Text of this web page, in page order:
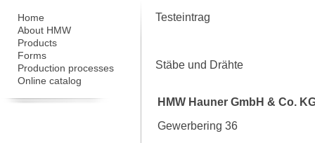
Home
About HMW
Products
Forms
Production processes
Online catalog
Testeintrag
Stäbe und Drähte
HMW Hauner GmbH & Co.
Gewerbering 36